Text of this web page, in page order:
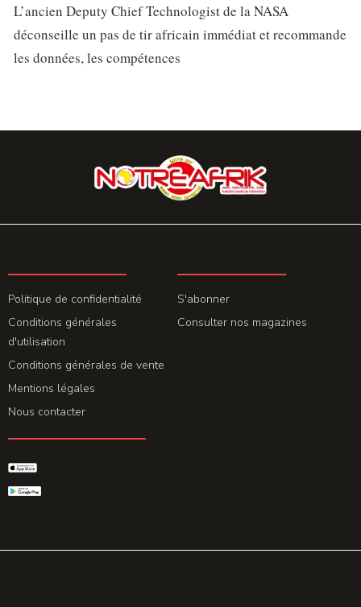
L’ancien Deputy Chief Technologist de la NASA
déconseille un pas de tir africain immédiat et recommande
les données, les compétences
Politique de confidentialité
Conditions générales
d'utilisation
Conditions générales de vente
Mentions légales
Nous contacter
S'abonner
Consulter nos magazines